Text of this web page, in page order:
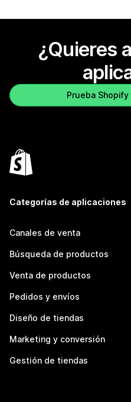
¿Quieres
Prueba
Categorías de aplicaciones
Canales de venta
Búsqueda de productos
Venta de productos
Pedidos y envíos
Diseño de tiendas
Marketing y conversión
Gestión de tiendas